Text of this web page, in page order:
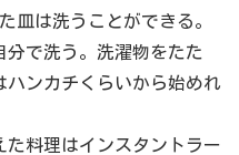
皿は洗うことができる。
で洗う。洗濯物をたた
ンカチくらいから始めれ
料理はインスタントラー